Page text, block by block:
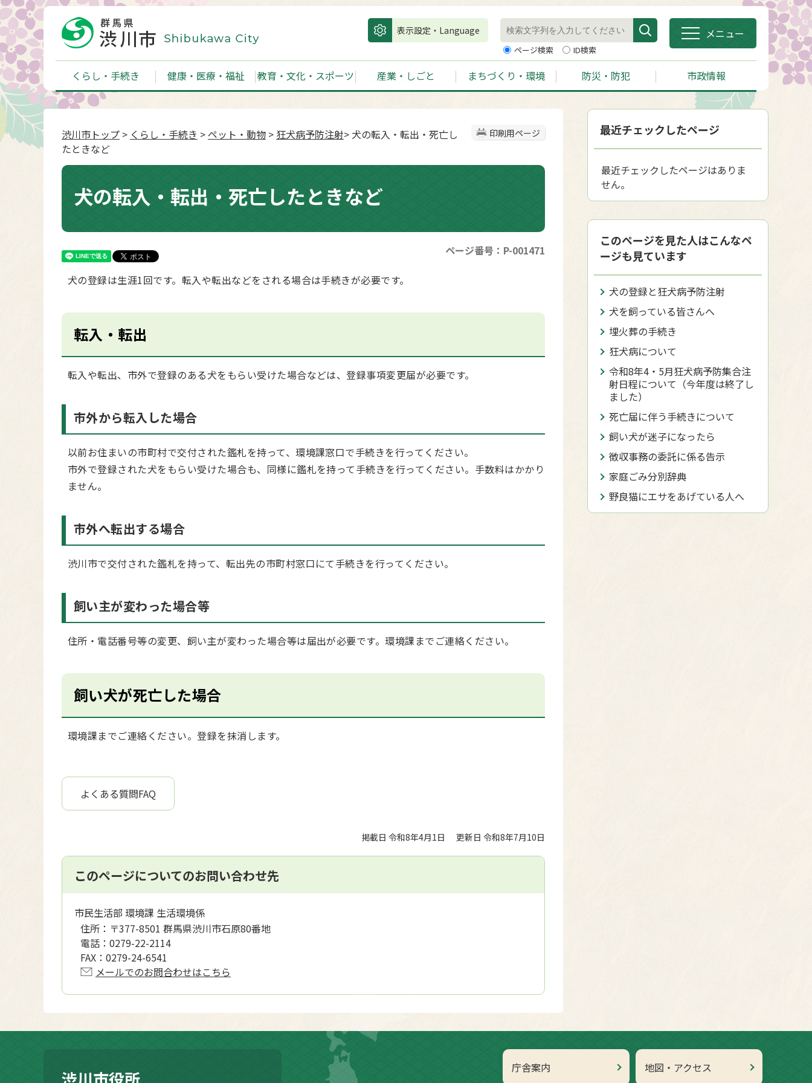
表示設定・Language
ページ検索 ID検索
メニュー
くらし・手続き 健康・医療・福祉 教育・文化・スポーツ 産業・しごと まちづくり・環境 防災・防犯 市政情報
印刷用ページ
渋川市トップ > くらし・手続き >ペット・動物 > 狂犬病予防注射> 犬の転入・転出・死亡し
たときなど
犬の転入・転出・死亡したときなど
ページ番号：P-001471
犬の登録は生涯1回です。転入や転出などをされる場合は手続きが必要です。
転入・転出
転入や転出、市外で登録のある犬をもらい受けた場合などは、登録事項変更届が必要です。
市外から転入した場合
以前お住まいの市町村で交付された鑑札を持って、環境課窓口で手続きを行ってください。
市外で登録された犬をもらい受けた場合も、同様に鑑札を持って手続きを行ってください。手数料はかかり
ません。
市外へ転出する場合
渋川市で交付された鑑札を持って、転出先の市町村窓口にて手続きを行ってください。
飼い主が変わった場合等
住所・電話番号等の変更、飼い主が変わった場合等は届出が必要です。環境課までご連絡ください。
飼い犬が死亡した場合
環境課までご連絡ください。登録を抹消します。
よくある質問FAQ
掲載日 令和8年4月1日 更新日 令和8年7月10日
このページについてのお問い合わせ先
市民生活部 環境課 生活環境係
住所： 〒377-8501 群馬県渋川市石原80番地
電話： 0279-22-2114
FAX： 0279-24-6541
メールでのお問合わせはこちら
最近チェックしたページ
最近チェックしたページはありま
せん。
このページを見た人はこんなペ
ージも見ています
犬の登録と狂犬病予防注射
犬を飼っている皆さんへ
埋火葬の手続き
狂犬病について
令和8年4・5月狂犬病予防集合注
射日程について（今年度は終了し
ました）
死亡届に伴う手続きについて
飼い犬が迷子になったら
徴収事務の委託に係る告示
家庭ごみ分別辞典
野良猫にエサをあげている人へ
庁舎案内 地図・アクセス
渋川市役所